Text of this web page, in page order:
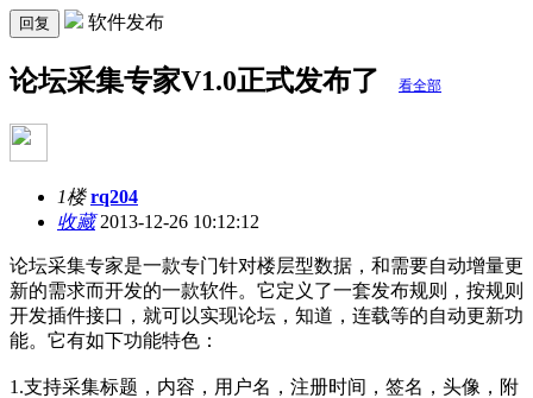
回复 软件发布
论坛采集专家V1.0正式发布了 看全部
1楼 rq204
收藏2013-12-26 10:12:12
论坛采集专家是一款专门针对楼层型数据，和需要自动增量更
新的需求而开发的一款软件。它定义了一套发布规则，按规则
开发插件接口，就可以实现论坛，知道，连载等的自动更新功
能。它有如下功能特色：
1.支持采集标题，内容，用户名，注册时间，签名，头像，附